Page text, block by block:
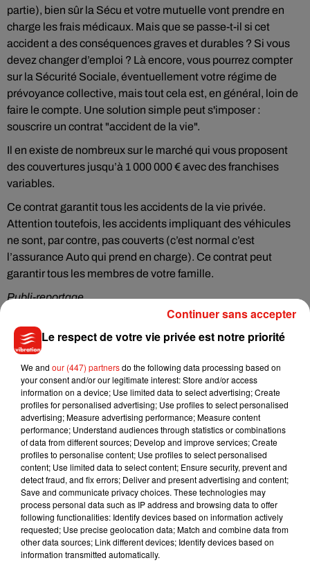
partie), bien sûr la Sécu et votre mutuelle vont prendre en
charge les frais médicaux. Mais que se passe-t-il si cet
accident a des conséquences graves et durables ? Si vous
devez changer d’emploi ? Là encore, vous pourrez compter
sur la Sécurité Sociale, éventuellement votre régime de
prévoyance collective, mais tout cela est, en général, loin de
faire le compte. Une solution simple peut s'imposer :
souscrire un contrat "accident de la vie".
Il en existe de nombreux sur le marché qui vous proposent
des couvertures jusqu’à 1 000 000 € avec des franchises
variables.
Ce contrat garantit tous les accidents de la vie privée.
Attention toutefois, les accidents impliquant des véhicules
ne sont, par contre, pas couverts (c’est normal c’est
l’assurance Auto qui prend en charge). Ce contrat peut
garantir tous les membres de votre famille.
Publi-reportage
Musique
7 août 2026
Julien Lieb s’essaye à la vie de chatelain
dans son nouveau clip
7 août 2026
Madonna sort enfin le remix de « Love
Sensation » avec Kylie Minogue
Le respect de votre vie privée est notre priorité
We and our (447) partnersdo the following data processing based on
your consent and/or our legitimate interest: Store and/or access
information on a device; Use limited data to select advertising; Create
profiles for personalised advertising; Use profiles to select personalised
advertising; Measure advertising performance; Measure content
performance; Understand audiences through statistics or combinations
of data from different sources; Develop and improve services; Create
profiles to personalise content; Use profiles to select personalised
content; Use limited data to select content; Ensure security, prevent and
detect fraud, and fix errors; Deliver and present advertising and content;
Save and communicate privacy choices. These technologies may
process personal data such as IP address and browsing data to offer
following functionalities: Identify devices based on information actively
requested; Use precise geolocation data; Match and combine data from
other data sources; Link different devices; Identify devices based on
information transmitted automatically.
Continuer sans accepter